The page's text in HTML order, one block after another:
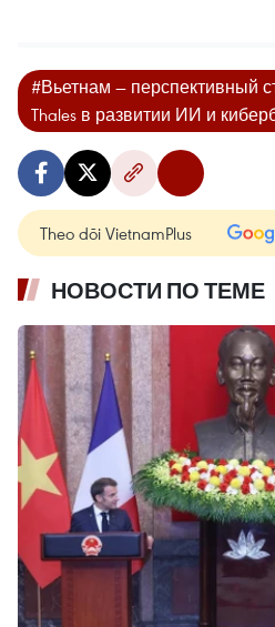
#Вьетнам — перспективный
Thales в развитии ИИ и
Theo dõi VietnamPlus
НОВОСТИ ПО ТЕМЕ